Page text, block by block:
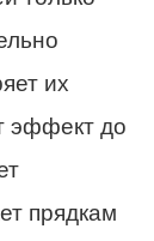
их
эффект до
прядкам